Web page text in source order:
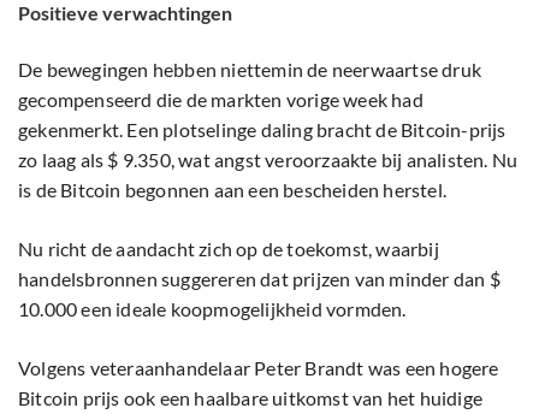
Positieve verwachtingen
De bewegingen hebben niettemin de neerwaartse druk
gecompenseerd die de markten vorige week had
gekenmerkt. Een plotselinge daling bracht de Bitcoin-prijs
zo laag als $ 9.350, wat angst veroorzaakte bij analisten. Nu
is de Bitcoin begonnen aan een bescheiden herstel.
Nu richt de aandacht zich op de toekomst, waarbij
handelsbronnen suggereren dat prijzen van minder dan $
10.000 een ideale koopmogelijkheid vormden.
Volgens veteraanhandelaar Peter Brandt was een hogere
Bitcoin prijs ook een haalbare uitkomst van het huidige